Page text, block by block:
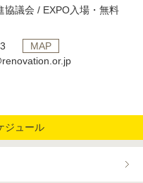
協議会 / EXPO入場・無料
MAP
ジュール